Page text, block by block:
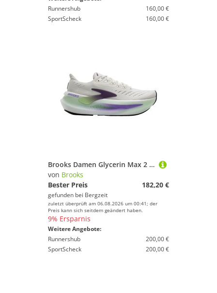
Runnershub
160,00 €
SportScheck
160,00 €
Brooks Damen Glycerin Max 2 Schuhe
von Brooks
Bester Preis
182,20 €
gefunden bei Bergzeit
zuletzt überprüft am 06.08.2026 um 00:41; der
Preis kann sich seitdem geändert haben.
9% Ersparnis
Weitere Angebote:
Runnershub
200,00 €
SportScheck
200,00 €